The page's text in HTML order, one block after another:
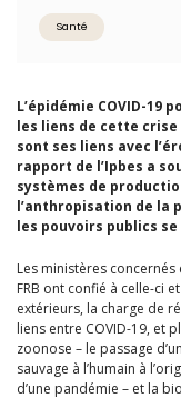
Santé
L’épidémie COVID-19
les liens de cette
sont ses liens avec
rapport de l’Ipbes a
systèmes de
l’anthropisation de la
les pouvoirs publics
Les ministères
FRB ont confié à celle-ci
extérieurs, la charge de
liens entre COVID-19, et
zoonose – le passage
sauvage à l’humain à
d’une pandémie – et la